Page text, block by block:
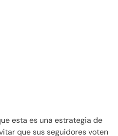
esta es una estrategia de
que sus seguidores voten